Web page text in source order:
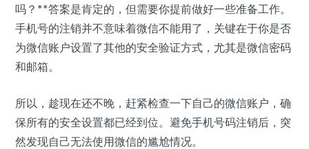
吗？**答案是肯定的，但需要你提前做好一些准备工作。
手机号的注销并不意味着微信不能用了，关键在于你是否
为微信账户设置了其他的安全验证方式，尤其是微信密码
和邮箱。
所以，趁现在还不晚，赶紧检查一下自己的微信账户，确
保所有的安全设置都已经到位。避免手机号码注销后，突
然发现自己无法使用微信的尴尬情况。